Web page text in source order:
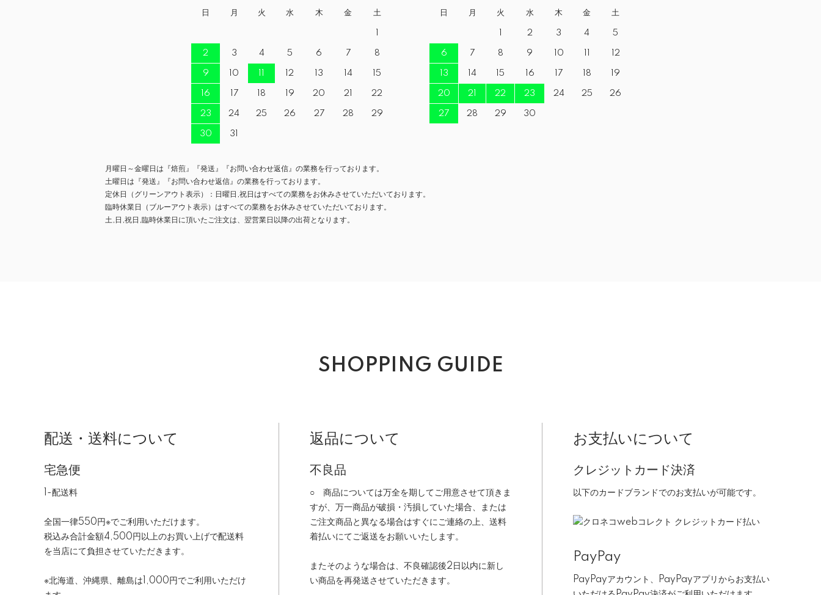
日 月 火 水 木 金 土
2 3 4 5 6 7 8
9 10 12 13 14 15
16 17 18 19 20 21 22
23 24 25 26 27 28 29
30 31
日 月 火 水 木 金 土
2 3 4 5
6 7 8 9 10 12
13 14 15 16 17 18 19
20 21 22 23 24 25 26
27 28 29 30
月曜日～金曜日は『焙煎』『発送』『お問い合わせ返信』の業務を行っております。
土曜日は『発送』『お問い合わせ返信』の業務を行っております。
定休日（グリーンアウト表示）：日曜日,祝日はすべての業務をお休みさせていただいております。
臨時休業日（ブルーアウト表示）はすべての業務をお休みさせていただいております。
土,日,祝日,臨時休業日に頂いたご注文は、翌営業日以降の出荷となります。
SHOPPING GUIDE
配送・送料について
宅急便
1-配送料
全国一律550円※でご利用いただけます。
税込み合計金額4,500円以上のお買い上げで配送料
を当店にて負担させていただきます。
※北海道、沖縄県、離島は1,000円でご利用いただけ
返品について
不良品
○ 商品については万全を期してご用意させて頂きま
すが、万一商品が破損・汚損していた場合、または
ご注文商品と異なる場合はすぐにご連絡の上、送料
着払いにてご返送をお願いいたします。
またそのような場合は、不良確認後2日以内に新し
い商品を再発送させていただきます。
お支払いについて
クレジットカード決済
以下のカードブランドでのお支払いが可能です。
PayPay
PayPayアカウント、PayPayアプリからお支払い